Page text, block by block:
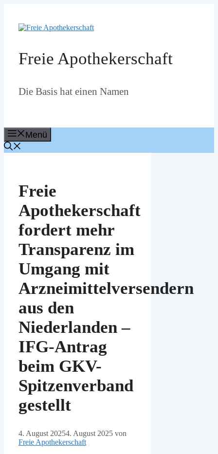
springen
Freie Apothekerschaft
Die Basis hat einen Namen
Menü
Freie
Apothekerschaft
fordert mehr
Transparenz im
Umgang mit
Arzneimittelversendern
aus den
Niederlanden –
IFG-Antrag
beim GKV-
Spitzenverband
gestellt
4. August 20254. August 2025 von
Freie Apothekerschaft